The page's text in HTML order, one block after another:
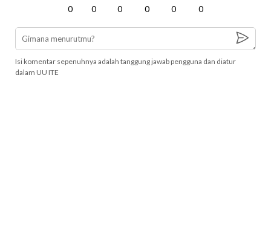
0 0 0 0 0 0
Isi komentar sepenuhnya adalah tanggung jawab pengguna dan diatur
dalam UU ITE